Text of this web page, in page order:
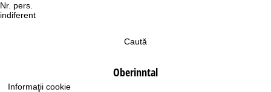
Informaţii cookie
Nr. pers.
indiferent
Caută
Oberinntal